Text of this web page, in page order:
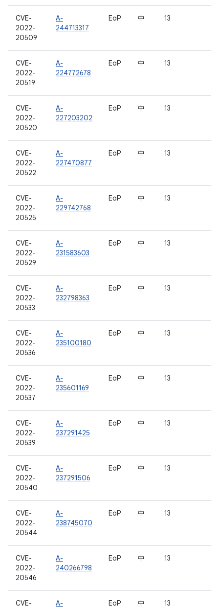
CVE-
2022-
20509
A-
244713317
EoP 中 13
CVE-
2022-
20519
A-
224772678
EoP 中 13
CVE-
2022-
20520
A-
227203202
EoP 中 13
CVE-
2022-
20522
A-
227470877
EoP 中 13
CVE-
2022-
20525
A-
229742768
EoP 中 13
CVE-
2022-
20529
A-
231583603
EoP 中 13
CVE-
2022-
20533
A-
232798363
EoP 中 13
CVE-
2022-
20536
A-
235100180
EoP 中 13
CVE-
2022-
20537
A-
235601169
EoP 中 13
CVE-
2022-
20539
A-
237291425
EoP 中 13
CVE-
2022-
20540
A-
237291506
EoP 中 13
CVE-
2022-
20544
A-
238745070
EoP 中 13
CVE-
2022-
20546
A-
240266798
EoP 中 13
CVE-
A-
EoP 中 13